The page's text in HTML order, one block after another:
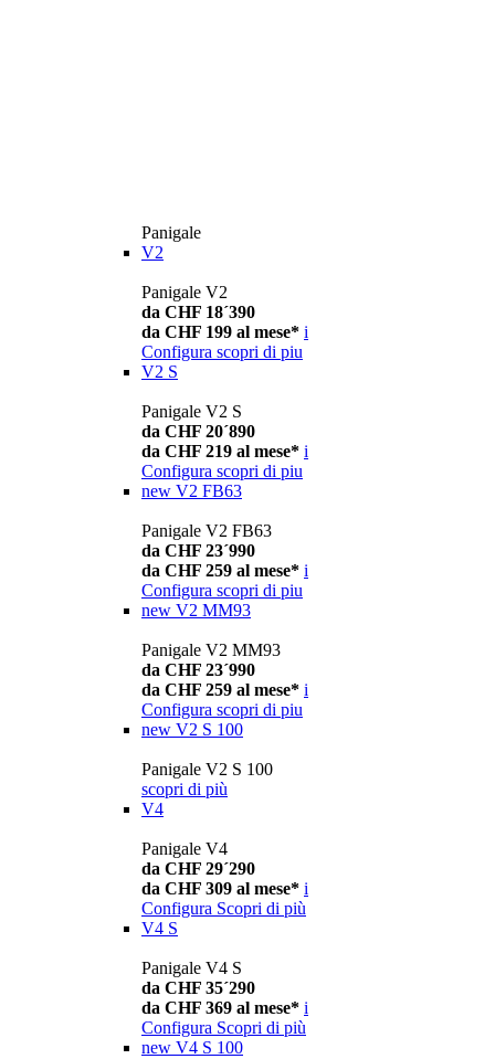
Panigale
V2
Panigale V2
da CHF 18´390
da CHF 199 al mese* i
Configura scopri di piu
V2 S
Panigale V2 S
da CHF 20´890
da CHF 219 al mese* i
Configura scopri di piu
new V2 FB63
Panigale V2 FB63
da CHF 23´990
da CHF 259 al mese* i
Configura scopri di piu
new V2 MM93
Panigale V2 MM93
da CHF 23´990
da CHF 259 al mese* i
Configura scopri di piu
new V2 S 100
Panigale V2 S 100
scopri di più
V4
Panigale V4
da CHF 29´290
da CHF 309 al mese* i
Configura Scopri di più
V4 S
Panigale V4 S
da CHF 35´290
da CHF 369 al mese* i
Configura Scopri di più
new V4 S 100